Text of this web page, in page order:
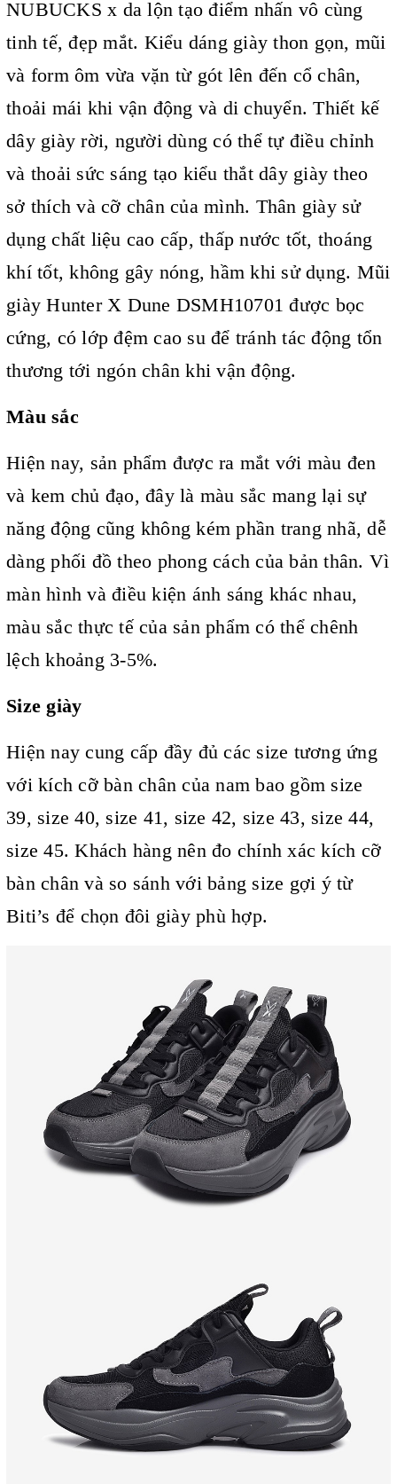
NUBUCKS x da lộn tạo điểm nhấn vô cùng
tinh tế, đẹp mắt. Kiểu dáng giày thon gọn, mũi
và form ôm vừa vặn từ gót lên đến cổ chân,
thoải mái khi vận động và di chuyển. Thiết kế
dây giày rời, người dùng có thể tự điều chỉnh
và thoải sức sáng tạo kiểu thắt dây giày theo
sở thích và cỡ chân của mình. Thân giày sử
dụng chất liệu cao cấp, thấp nước tốt, thoáng
khí tốt, không gây nóng, hầm khi sử dụng. Mũi
giày Hunter X Dune DSMH10701 được bọc
cứng, có lớp đệm cao su để tránh tác động tổn
thương tới ngón chân khi vận động.
Màu sắc
Hiện nay, sản phẩm được ra mắt với màu đen
và kem chủ đạo, đây là màu sắc mang lại sự
năng động cũng không kém phần trang nhã, dễ
dàng phối đồ theo phong cách của bản thân. Vì
màn hình và điều kiện ánh sáng khác nhau,
màu sắc thực tế của sản phẩm có thể chênh
lệch khoảng 3-5%.
Size giày
Hiện nay cung cấp đầy đủ các size tương ứng
với kích cỡ bàn chân của nam bao gồm size
39, size 40, size 41, size 42, size 43, size 44,
size 45. Khách hàng nên đo chính xác kích cỡ
bàn chân và so sánh với bảng size gợi ý từ
Biti’s để chọn đôi giày phù hợp.